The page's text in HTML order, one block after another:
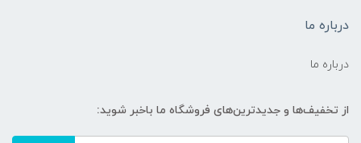
درباره ما
درباره ما
از تخفیف‌ها و جدیدترین‌های فروشگاه ما باخبر شوید: